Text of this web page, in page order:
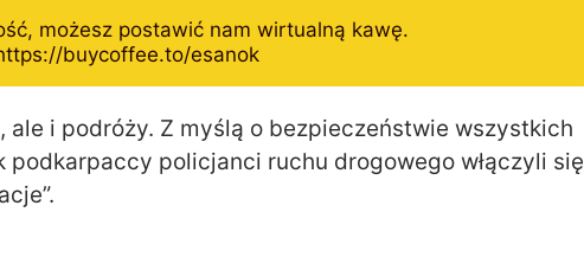
możesz postawić nam wirtualną kawę.
buycoffee.to/esanok
ale i podróży. Z myślą o bezpieczeństwie wszystkich
policjanci ruchu drogowego włączyli się